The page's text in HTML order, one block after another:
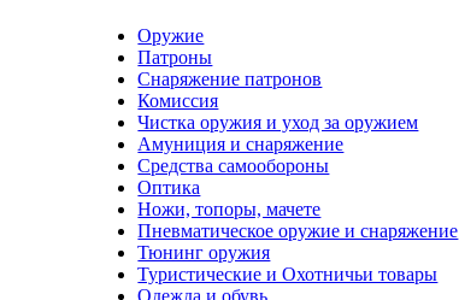
Оружие
Патроны
Снаряжение патронов
Комиссия
Чистка оружия и уход за оружием
Амуниция и снаряжение
Средства самообороны
Оптика
Ножи, топоры, мачете
Пневматическое оружие и снаряжение
Тюнинг оружия
Туристические и Охотничьи товары
Одежда и обувь